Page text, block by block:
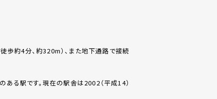
歩約4分、約320m）、また地下通路で接続
る駅です。現在の駅舎は2002（平成14）